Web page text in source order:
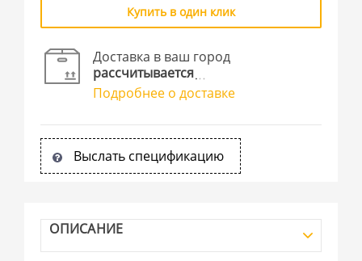
Купить в один клик
Доставка в ваш город
рассчитывается
Подробнее о доставке
Выслать спецификацию
ОПИСАНИЕ